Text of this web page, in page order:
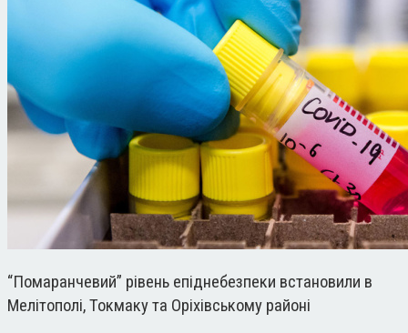
“Помаранчевий” рівень епіднебезпеки встановили в
Мелітополі, Токмаку та Оріхівському районі